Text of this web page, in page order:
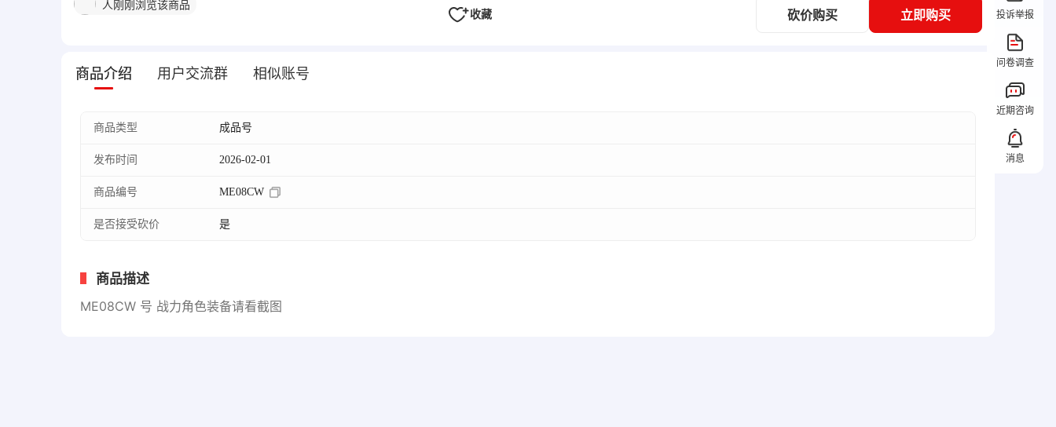
人刚刚浏览该商品
收藏 砍价购买 立即购买
商品介绍 用户交流群 相似账号
商品类型 成品号
发布时间 2026-02-01
商品编号 ME08CW
是否接受砍价 是
商品描述
ME08CW 号 战力角色装备请看截图
投诉举报
问卷调查
近期咨询
消息